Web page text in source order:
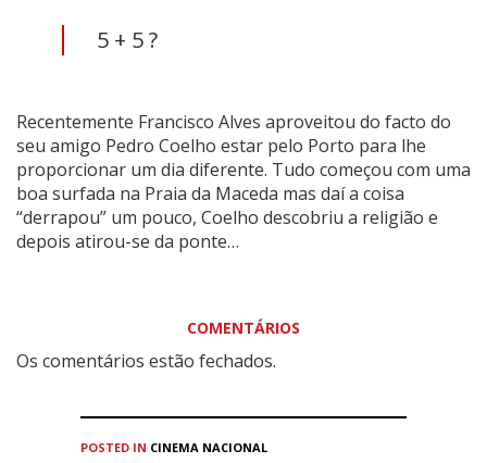
5 + 5 ?
Recentemente Francisco Alves aproveitou do facto do
seu amigo Pedro Coelho estar pelo Porto para lhe
proporcionar um dia diferente. Tudo começou com uma
boa surfada na Praia da Maceda mas daí a coisa
“derrapou” um pouco, Coelho descobriu a religião e
depois atirou-se da ponte…
COMENTÁRIOS
Os comentários estão fechados.
POSTED IN CINEMA NACIONAL